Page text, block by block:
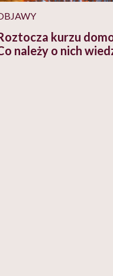
kurzu
należy o nich